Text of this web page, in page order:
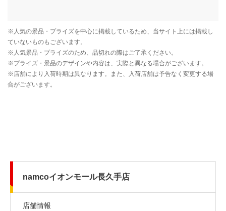
namcoイオンモール長久手店
店舗情報